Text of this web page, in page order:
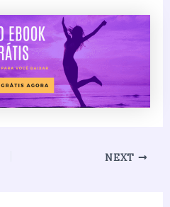
NEXT